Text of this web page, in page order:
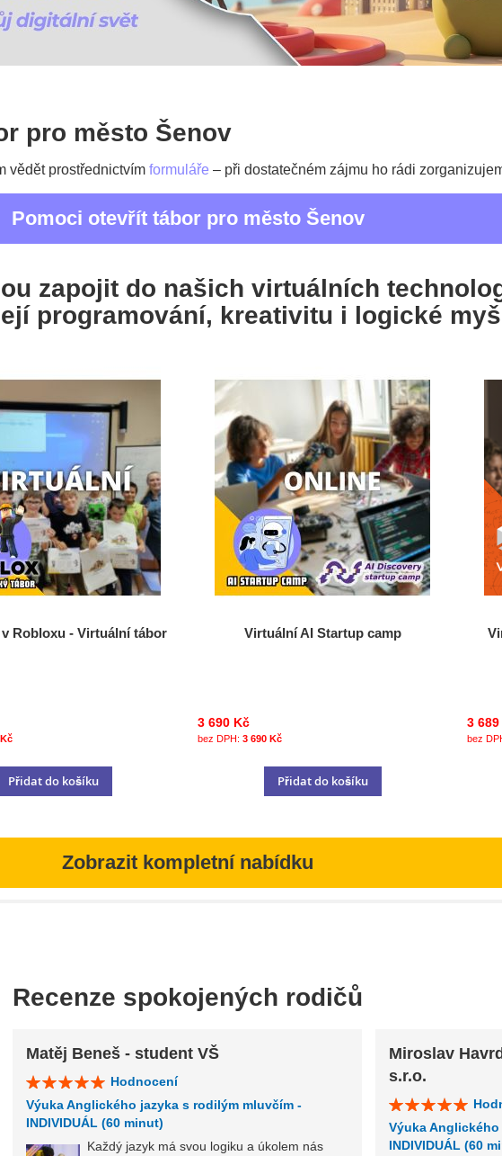
pro město Šenov
vědět prostřednictvím formuláře – při dostatečném zájmu ho rádi
Pomoci otevřít tábor pro město Šenov
zapojit do našich virtuálních
programování, kreativitu i logické
Robloxu - Virtuální tábor
Přidat do košíku
Virtuální AI Startup camp
3 690 Kč
3 690 Kč
Přidat do košíku
3
Zobrazit kompletní nabídku
Recenze spokojených rodičů
Matěj Beneš - student VŠ
Hodnocení
Výuka Anglického jazyka s rodilým mluvčím -
INDIVIDUÁL (60 minut)
Každý jazyk má svou logiku a úkolem nás
Miroslav
s.r.o.
Výuka
INDIVIDUÁL (60